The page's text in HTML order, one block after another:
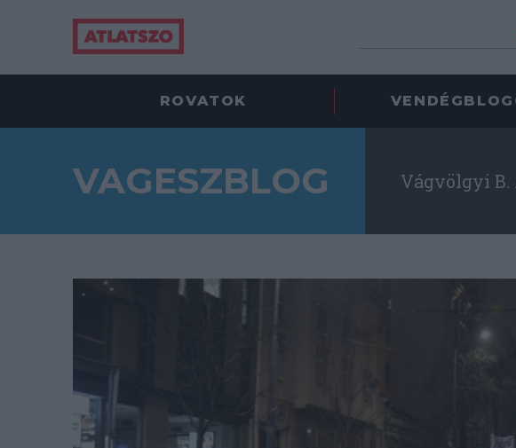
ROVATOK
VAGESZBLOG Vágvölgyi B.